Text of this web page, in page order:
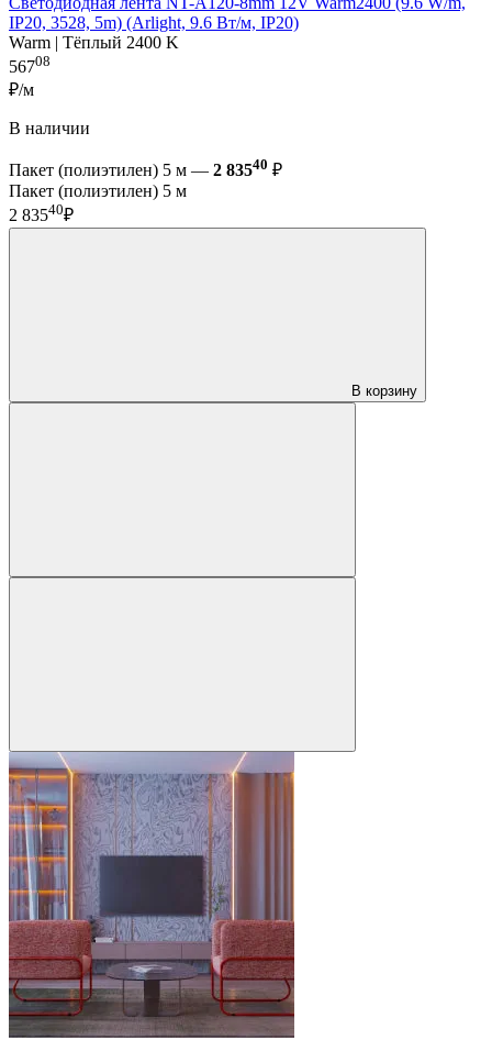
IP20, 3528, 5m) (Arlight, 9.6 Вт/м, IP20)
Warm | Тёплый 2400 K
56708
₽/м
В наличии
Пакет (полиэтилен) 5 м — 2 83540 ₽
Пакет (полиэтилен) 5 м
2 83540₽
В корзину